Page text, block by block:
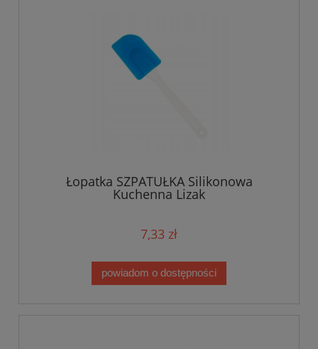
Łopatka SZPATUŁKA Silikonowa
Kuchenna Lizak
7,33 zł
powiadom o dostępności